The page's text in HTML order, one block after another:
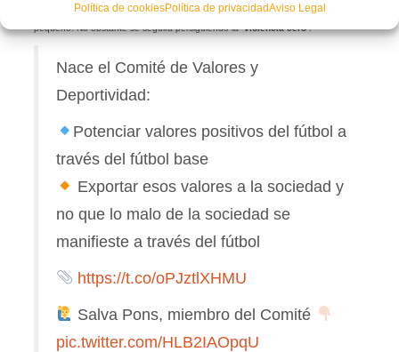
Política de cookiesPolítica de privacidadAviso Legal
global de partidos que se disputan cada fin de semana (más de 3.000) es
pequeño. No obstante se seguirá persiguiendo la‘violencia cero’.
Nace el Comité de Valores y
Deportividad:
Potenciar valores positivos del fútbol a
través del fútbol base
Exportar esos valores a la sociedad y
no que lo malo de la sociedad se
manifieste a través del fútbol
https://t.co/oPJztlXHMU
Salva Pons, miembro del Comité
pic.twitter.com/HLB2IAOpqU